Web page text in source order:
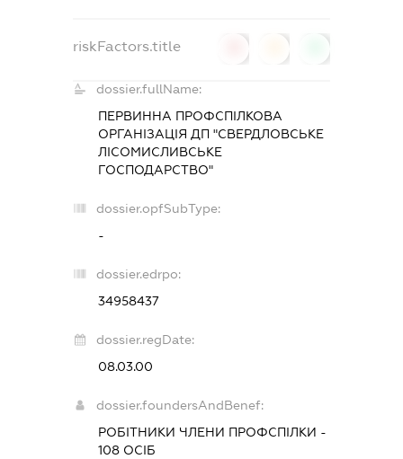
riskFactors.title
dossier.fullName:
ПЕРВИННА ПРОФСПІЛКОВА
ОРГАНІЗАЦІЯ ДП "СВЕРДЛОВСЬКЕ
ЛІСОМИСЛИВСЬКЕ
ГОСПОДАРСТВО"
dossier.opfSubType:
-
dossier.edrpo:
34958437
dossier.regDate:
08.03.00
dossier.foundersAndBenef:
РОБІТНИКИ ЧЛЕНИ ПРОФСПІЛКИ -
108 ОСІБ